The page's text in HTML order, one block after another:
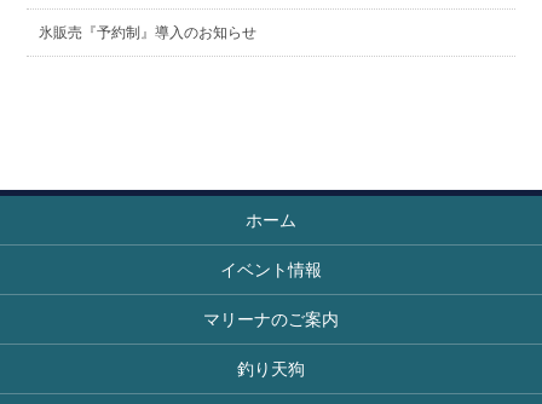
氷販売『予約制』導入のお知らせ
ホーム
イベント情報
マリーナのご案内
釣り天狗